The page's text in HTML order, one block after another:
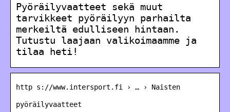
Pyöräilyvaatteet sekä muut
tarvikkeet pyöräilyyn parhailta
merkeiltä edulliseen hintaan.
Tutustu laajaan valikoimaamme ja
tilaa heti!
http s://www.intersport.fi › … › Naisten
pyöräilyvaatteet